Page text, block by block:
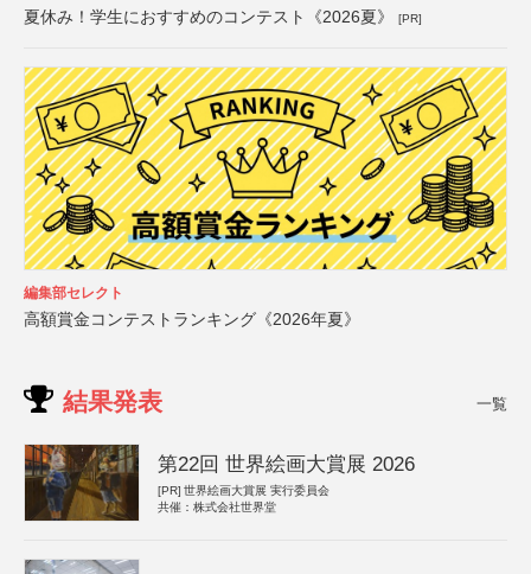
夏休み！学生におすすめのコンテスト《2026夏》 [PR]
編集部セレクト
高額賞金コンテストランキング《2026年夏》
結果発表 一覧
第22回 世界絵画大賞展 2026
[PR] 世界絵画大賞展 実行委員会
共催：株式会社世界堂